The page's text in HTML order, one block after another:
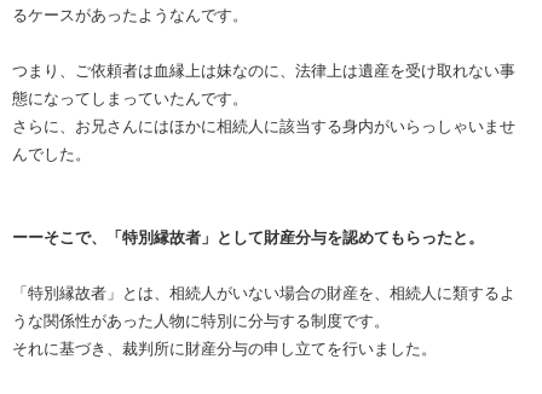
るケースがあったようなんです。
つまり、ご依頼者は血縁上は妹なのに、法律上は遺産を受け取れない事
態になってしまっていたんです。
さらに、お兄さんにはほかに相続人に該当する身内がいらっしゃいませ
んでした。
ーーそこで、「特別縁故者」として財産分与を認めてもらったと。
「特別縁故者」とは、相続人がいない場合の財産を、相続人に類するよ
うな関係性があった人物に特別に分与する制度です。
それに基づき、裁判所に財産分与の申し立てを行いました。